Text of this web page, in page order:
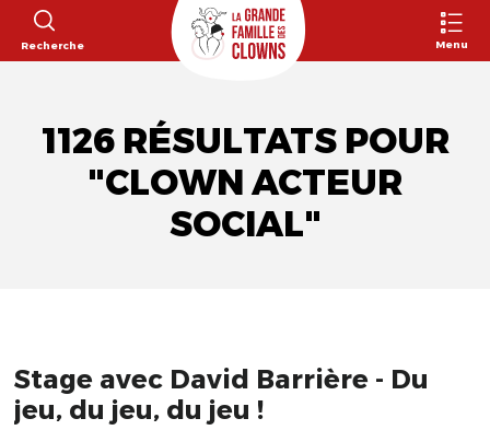
Recherche Menu
1126 RÉSULTATS POUR
"CLOWN ACTEUR
SOCIAL"
Stage avec David Barrière - Du
jeu, du jeu, du jeu !